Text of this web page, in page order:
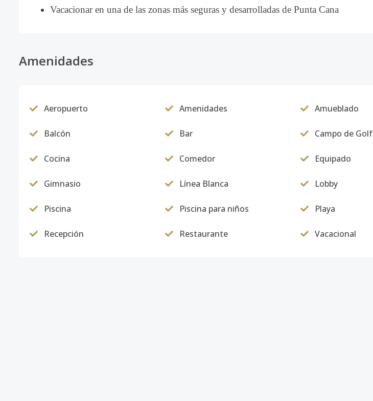
Vacacionar en una de las zonas más seguras y desarrolladas de Punta Cana
Amenidades
Aeropuerto Amenidades Amueblado
Balcón Bar Campo de Golf
Cocina Comedor Equipado
Gimnasio Línea Blanca Lobby
Piscina Piscina para niños Playa
Recepción Restaurante Vacacional